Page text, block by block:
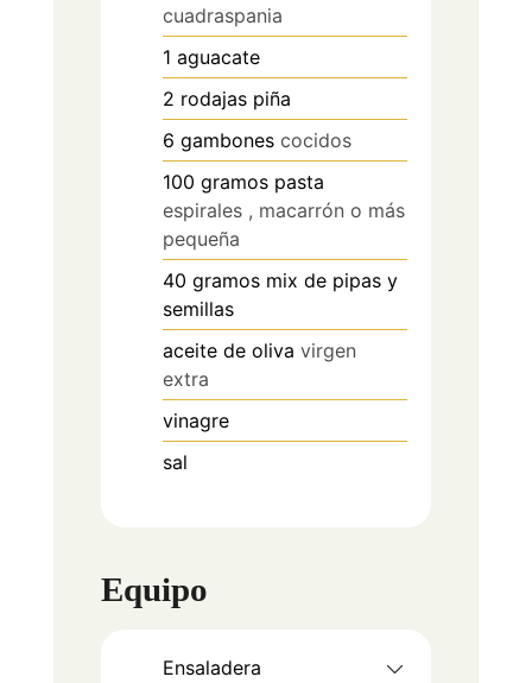
cuadraspania
1 aguacate
2 rodajas piña
6 gambones cocidos
100 gramos pasta
espirales , macarrón o más
pequeña
40 gramos mix de pipas y
semillas
aceite de oliva virgen
extra
vinagre
sal
Equipo
Ensaladera